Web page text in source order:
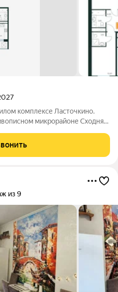
комплексе Ласточкино.
микрорайоне Сходня
природы и современные
из 9